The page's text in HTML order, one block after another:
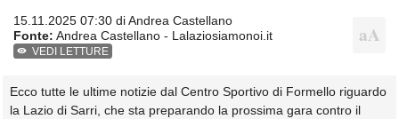
15.11.2025 07:30 diAndrea Castellano
Fonte: Andrea Castellano - Lalaziosiamonoi.it
VEDI LETTURE
Ecco tutte le ultime notizie dal Centro Sportivo di Formello riguardo
la Lazio di Sarri, che sta preparando la prossima gara contro il